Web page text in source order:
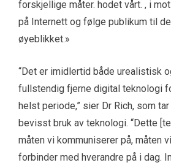
forskjellige måter. hodet vårt. , i
på Internett og følge publikum til
øyeblikket.»
“Det er imidlertid både urealistisk
fullstendig fjerne digital teknologi
helst periode,” sier Dr Rich, som
bevisst bruk av teknologi. “Dette
måten vi kommuniserer på, måten
forbinder med hverandre på i dag.